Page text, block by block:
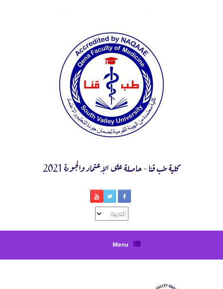
كلية طب قنا - حاصلة على الإعتماد والجودة 2021
اختر
لغة
Menu